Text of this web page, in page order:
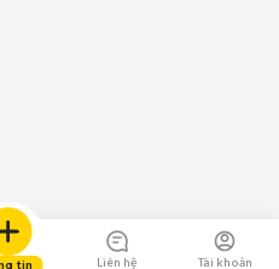
tin Liên hệ Tài khoản